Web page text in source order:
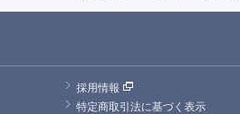
採用情報
特定商取引法に基づく表示